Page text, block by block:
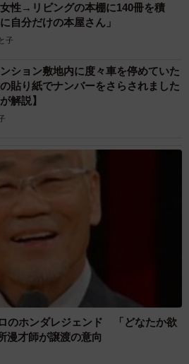
いよう十分注意して頂きたいで
July 21, 2024
性→リビングの本棚に140冊を積
自分だけの本屋さん」
子
ション敷地内に度々車を停めていた
貼り紙でナンバーをさらされました
解説】
のホンダレジェンド 「どなたか欲
才師が譲渡の意向